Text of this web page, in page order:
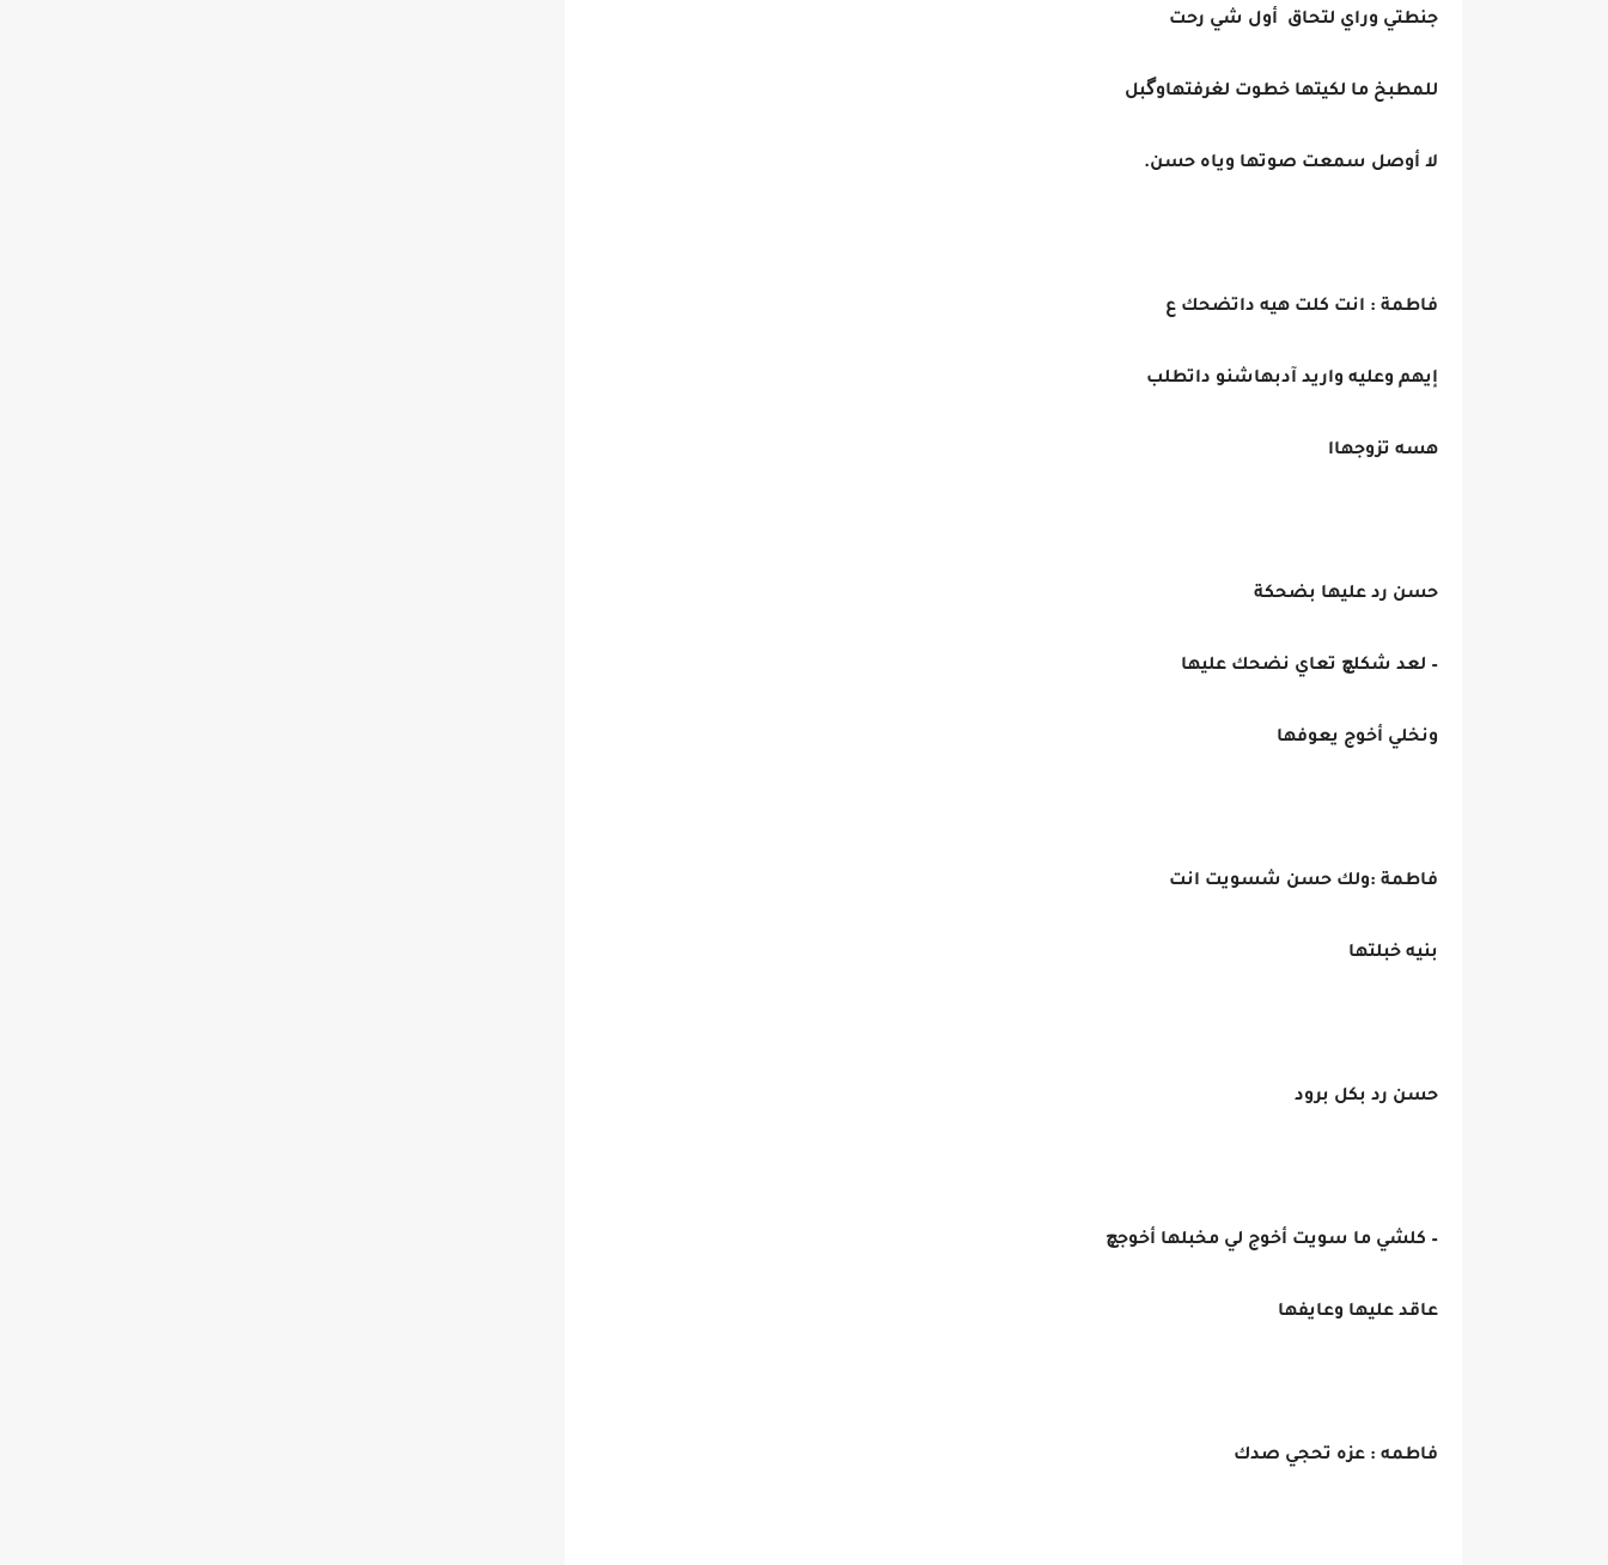
جنطتي وراي لتحاق أول شي رحت
للمطبخ ما لكيتها خطوت لغرفتهاوگبل
لا أوصل سمعت صوتها وياه حسن.
فاطمة : انت كلت هيه داتضحك ع
إيهم وعليه واريد آدبهاشنو داتطلب
هسه تزوجهاا
حسن رد عليها بضحكة
– لعد شكلچ تعاي نضحك عليها
ونخلي أخوج يعوفها
فاطمة :ولك حسن شسويت انت
بنيه خبلتها
حسن رد بكل برود
– كلشي ما سويت أخوج لي مخبلها أخوجچ
عاقد عليها وعايفها
فاطمه : عزه تحجي صدك